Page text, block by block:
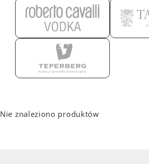
Nie znaleziono produktów